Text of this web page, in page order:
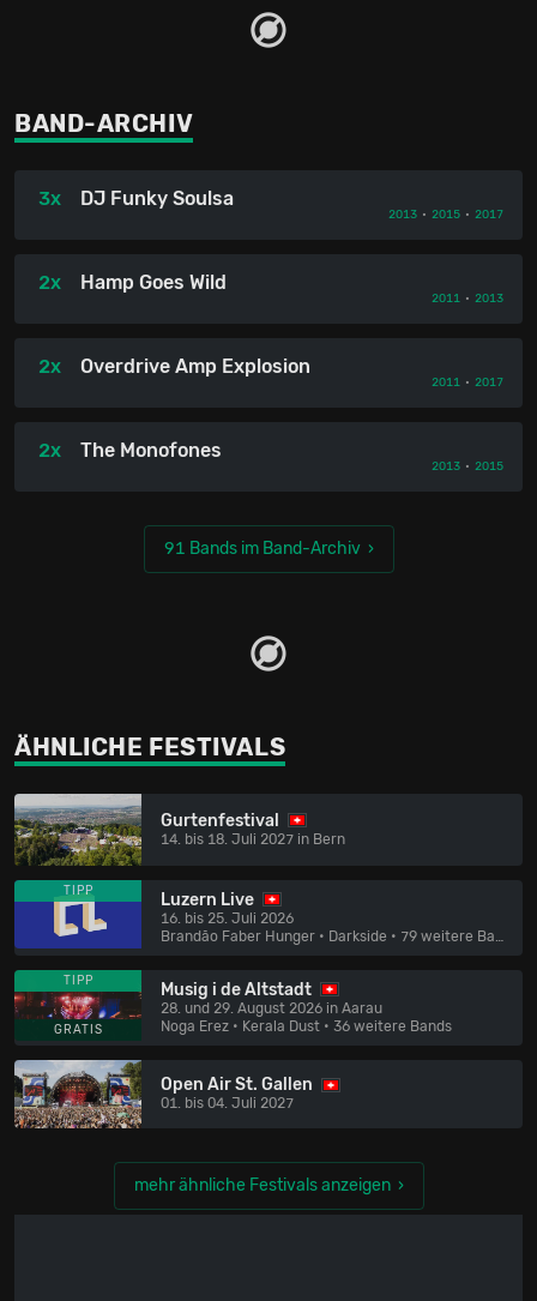
BAND-ARCHIV
3x DJ Funky Soulsa
2013 • 2015 • 2017
2x Hamp Goes Wild
2011 • 2013
2x Overdrive Amp Explosion
2011 • 2017
2x The Monofones
2013 • 2015
91 Bands im Band-Archiv
ÄHNLICHE FESTIVALS
Gurtenfestival
14. bis 18. Juli 2027 in Bern
TIPP Luzern Live
16. bis 25. Juli 2026
Brandão Faber Hunger • Darkside • 79 weitere Bands
TIPP
GRATIS
Musig i de Altstadt
28. und 29. August 2026 in Aarau
Noga Erez • Kerala Dust • 36 weitere Bands
Open Air St. Gallen
01. bis 04. Juli 2027
mehr ähnliche Festivals anzeigen